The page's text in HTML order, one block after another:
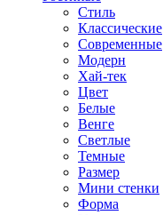
Стиль
Классические
Современные
Модерн
Хай-тек
Цвет
Белые
Венге
Светлые
Темные
Размер
Мини стенки
Форма